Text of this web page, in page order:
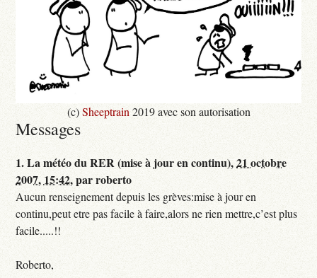
(c)Sheeptrain 2019 avec son autorisation
Messages
1.La météo du RER (mise à jour en continu),21 octobre
2007, 15:42,parroberto
Aucun renseignement depuis les grèves:mise à jour en
continu,peut etre pas facile à faire,alors ne rien mettre,c’est plus
facile.....!!
Roberto,